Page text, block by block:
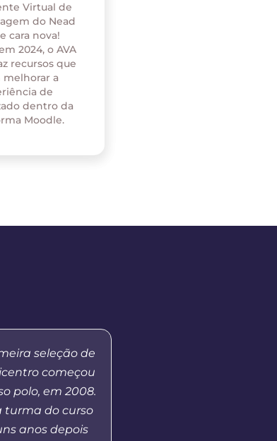
Virtual de
do Nead
cara nova!
2024, o AVA
recursos que
melhorar a
de
dentro da
Moodle.
seleção de
começou
polo, em 2008.
turma do curso
anos depois